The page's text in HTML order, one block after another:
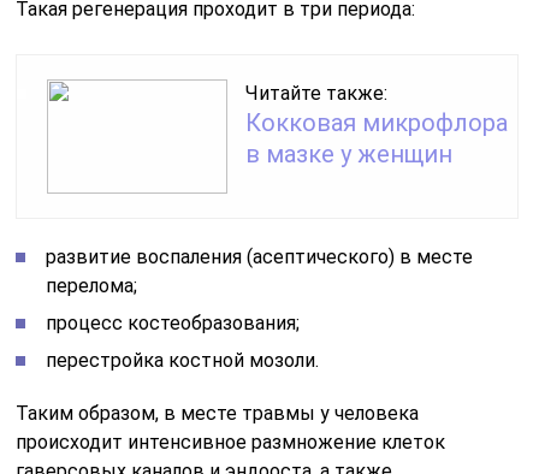
Такая регенерация проходит в три периода:
Читайте также:
Кокковая микрофлора
в мазке у женщин
развитие воспаления (асептического) в месте
перелома;
процесс костеобразования;
перестройка костной мозоли.
Таким образом, в месте травмы у человека
происходит интенсивное размножение клеток